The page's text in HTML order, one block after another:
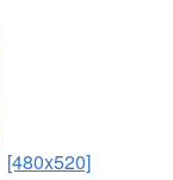
[480x520]